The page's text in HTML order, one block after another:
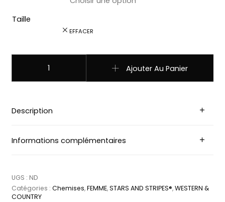
Taille
EFFACER
Ajouter Au Panier
Description
Informations complémentaires
UGS : ND
Catégories : Chemises,FEMME,STARS AND STRIPES®,WESTERN &
COUNTRY